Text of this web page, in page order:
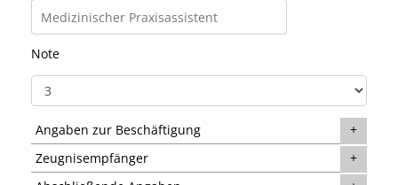
Note
Angaben zur Beschäftigung
Zeugnisempfänger